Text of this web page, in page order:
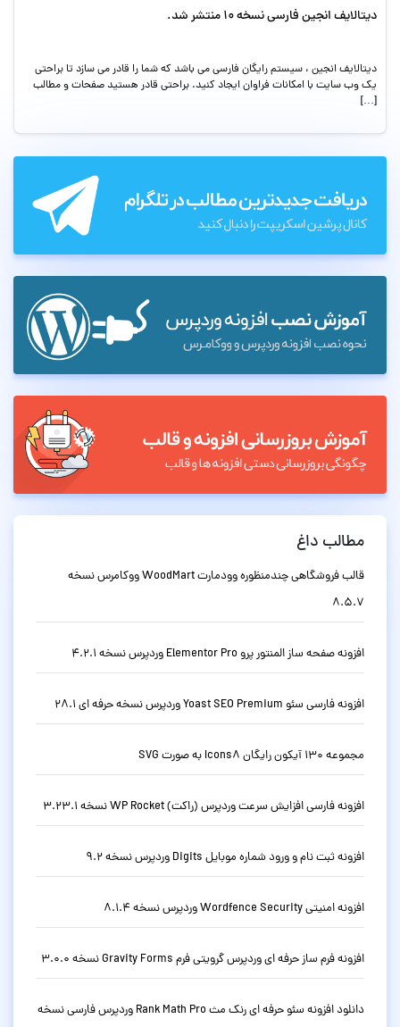
دیتالایف انجین فارسی نسخه ۱۰ منتشر شد.
ديتالايف انجين ، سيستم رايگان فارسي مي باشد که شما را قادر مي سازد تا براحتي
يک وب سايت با امکانات فراوان ايجاد کنيد. براحتي قادر هستيد صفحات و مطالب
[…]
مطالب داغ
قالب فروشگاهی چندمنظوره وودمارت WoodMart ووکامرس نسخه
8.5.7
افزونه صفحه ساز المنتور پرو Elementor Pro وردپرس نسخه 4.2.1
افزونه فارسی سئو Yoast SEO Premium وردپرس نسخه حرفه ای 28.1
مجموعه 130 آیکون رایگان Icons8 به صورت SVG
افزونه فارسی افزایش سرعت وردپرس (راکت) WP Rocket نسخه 3.23.1
افزونه ثبت نام و ورود شماره موبایل Digits وردپرس نسخه 9.2
افزونه امنیتی Wordfence Security وردپرس نسخه 8.1.4
افزونه فرم ساز حرفه ای وردپرس گرویتی فرم Gravity Forms نسخه 3.0.0
دانلود افزونه سئو حرفه ای رنک مث Rank Math Pro وردپرس فارسی نسخه